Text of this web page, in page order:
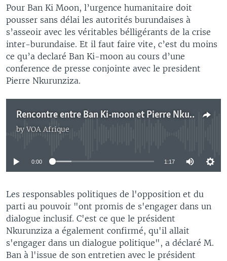
Pour Ban Ki Moon, l’urgence humanitaire doit
pousser sans délai les autorités burundaises à
s’asseoir avec les véritables bélligérants de la crise
inter-burundaise. Et il faut faire vite, c’est du moins
ce qu’a declaré Ban Ki-moon au cours d’une
conference de presse conjointe avec le president
Pierre Nkurunziza.
Rencontre entre Ban Ki-moon et Pierre Nkurunziza : le reportage de notre correspondant Pierre Nkurunziza
byVOA Afrique
No media source currently available
0:00 1:17
Les responsables politiques de l'opposition et du
parti au pouvoir "ont promis de s'engager dans un
dialogue inclusif. C'est ce que le président
Nkurunziza a également confirmé, qu'il allait
s'engager dans un dialogue politique", a déclaré M.
Ban à l'issue de son entretien avec le président